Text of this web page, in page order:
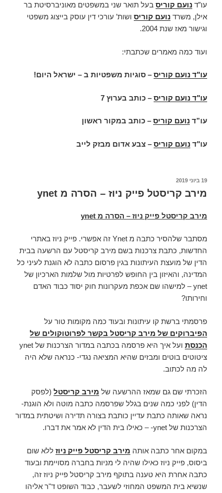
עו”ד נועם קוריס בעל תואר שני במשפטים מאוניברסיטת בר
אילן, משרד נועם קוריס ושות’ עורכי דין עוסק בייצוג משפטי
וגישור מאז שנת 2004.
ועוד כמה מאמרים שכתבתי:
עו"ד נועם קוריס – סוגיות משפטיות ב – ישראל היום!
עו"ד נועם קוריס – כותב בערוץ 7
עו”ד נועם קוריס – כותב במקור ראשון
עו"ד נועם קוריס – צבע אדום מבזק לייב
פורסם
19 ביוני 2019
מירב קריסטל פייק ניוז – הסרה מ ynet
מירב קריסטל פייק ניוז – הסרה מ ynet
מסתבר שלהסיר כתבה מ Ynet זה אפשרי. פייק ניוז באתרי
החדשות, כתבת צרכנות בשם מירב קריסטל עם הרשעה בבית
הדין של מועצת העיתונות בגין פרסום כתבה לא הוגנת לעיני כל
המדינה, והאיזון בין החופש לפרטיות מול שלמות הארכיון של
ynet – למישהו שם אכפת מעקרונות חוק יסוד כבוד האדם
וחירותו?
פרסמתי ברשת קו עיתונות ובעוד כמה מקומות טור על
הפיברוקים של מירב קריסטל בקשר לפרוטוקולים של
הכנסת
ועל איך היא פרסמה בכתבה במדור הצרכנות של ynet
ציטוטים בוטים ומבזים שהיא המציאה נגדי- כנראה שלא היה
לה מה לכתוב.
הזכרתי שם גם שמאז ההרשעה של מירב קריסטל (לפסק
הדין) לפני כמה שנים בגלל שפרסמה כתבה מוטה ולא הוגנת-
נראה שאותה כתבת עדיין כותבת בצורה תדירה ושיטתית במדור
הצרכנות של ynet- – כאילו בית הדין לא אמר את דברו.
במקום אחר כתבה אותה מירב קריסטל פייק ניוז ללא שום
ביסוס, פייק ניוז כאילו שהיה לי מניות בחברה מסויימת ובעוד
כתבה אחרת היא טענה בתוקף מירב קריסטל פייק ניוז זה,
שנשיא בית המשפט המחוזי לשעבר, כבוד השופט ד"ר אליהו